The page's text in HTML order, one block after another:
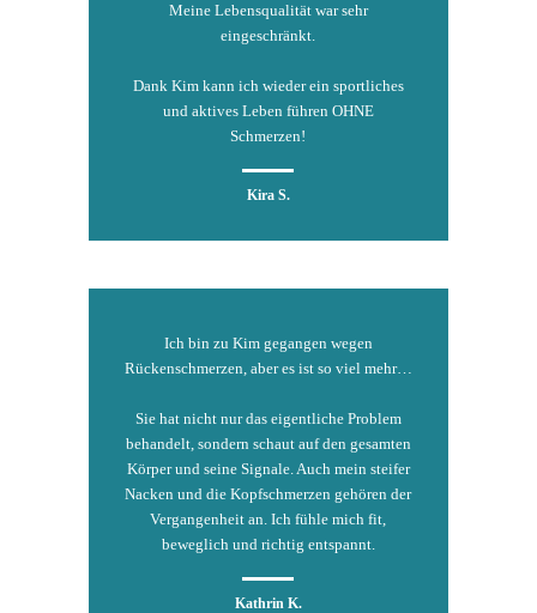
Meine Lebensqualität war sehr
eingeschränkt.
Dank Kim kann ich wieder ein sportliches
und aktives Leben führen OHNE
Schmerzen!
Kira S.
Ich bin zu Kim gegangen wegen
Rückenschmerzen, aber es ist so viel mehr…
Sie hat nicht nur das eigentliche Problem
behandelt, sondern schaut auf den gesamten
Körper und seine Signale. Auch mein steifer
Nacken und die Kopfschmerzen gehören der
Vergangenheit an. Ich fühle mich fit,
beweglich und richtig entspannt.
Kathrin K.